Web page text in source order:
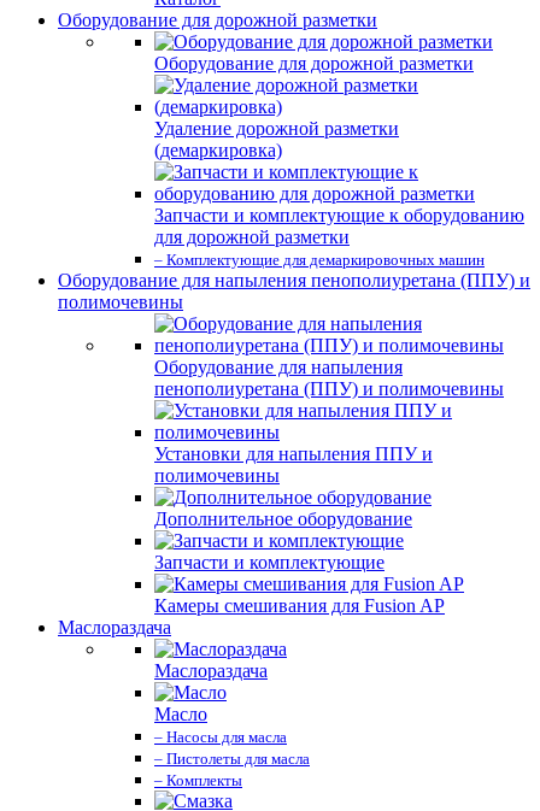
Оборудование для дорожной разметки
Оборудование для дорожной разметки
Удаление дорожной разметки
(демаркировка)
Запчасти и комплектующие к оборудованию
для дорожной разметки
– Комплектующие для демаркировочных машин
Оборудование для напыления пенополиуретана (ППУ) и
полимочевины
Оборудование для напыления
пенополиуретана (ППУ) и полимочевины
Установки для напыления ППУ и
полимочевины
Дополнительное оборудование
Запчасти и комплектующие
Камеры смешивания для Fusion AP
Маслораздача
Маслораздача
Масло
– Насосы для масла
– Пистолеты для масла
– Комплекты